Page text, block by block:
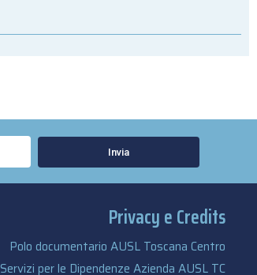
Invia
Privacy e Credits
Polo documentario AUSL Toscana Centro
Servizi per le Dipendenze Azienda AUSL TC